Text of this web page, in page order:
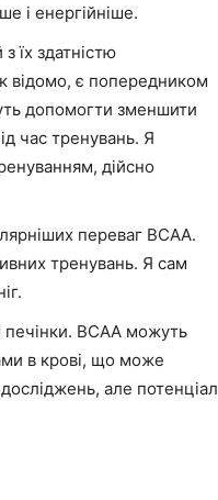
і енергійніше.
їх здатністю
відомо, є попередником
допомогти зменшити
час тренувань. Я
дійсно
переваг BCAA.
тренувань. Я сам
BCAA можуть
в крові, що може
але потенціал